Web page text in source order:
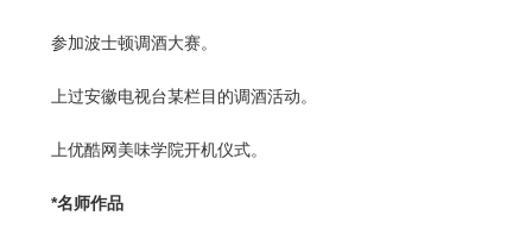
参加波士顿调酒大赛。
上过安徽电视台某栏目的调酒活动。
上优酷网美味学院开机仪式。
*名师作品